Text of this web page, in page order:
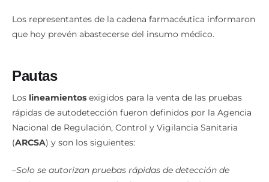
Los representantes de la cadena farmacéutica informaron
que hoy prevén abastecerse del insumo médico.
Pautas
Los lineamientos exigidos para la venta de las pruebas
rápidas de autodetección fueron definidos por la Agencia
Nacional de Regulación, Control y Vigilancia Sanitaria
(ARCSA) y son los siguientes:
–Solo se autorizan pruebas rápidas de detección de